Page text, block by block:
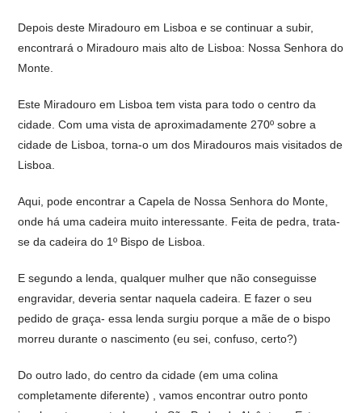
Depois deste Miradouro em Lisboa e se continuar a subir,
encontrará o Miradouro mais alto de Lisboa: Nossa Senhora do
Monte.
Este Miradouro em Lisboa tem vista para todo o centro da
cidade. Com uma vista de aproximadamente 270º sobre a
cidade de Lisboa, torna-o um dos Miradouros mais visitados de
Lisboa.
Aqui, pode encontrar a Capela de Nossa Senhora do Monte,
onde há uma cadeira muito interessante. Feita de pedra, trata-
se da cadeira do 1º Bispo de Lisboa.
E segundo a lenda, qualquer mulher que não conseguisse
engravidar, deveria sentar naquela cadeira. E fazer o seu
pedido de graça- essa lenda surgiu porque a mãe de o bispo
morreu durante o nascimento (eu sei, confuso, certo?)
Do outro lado, do centro da cidade (em uma colina
completamente diferente) , vamos encontrar outro ponto